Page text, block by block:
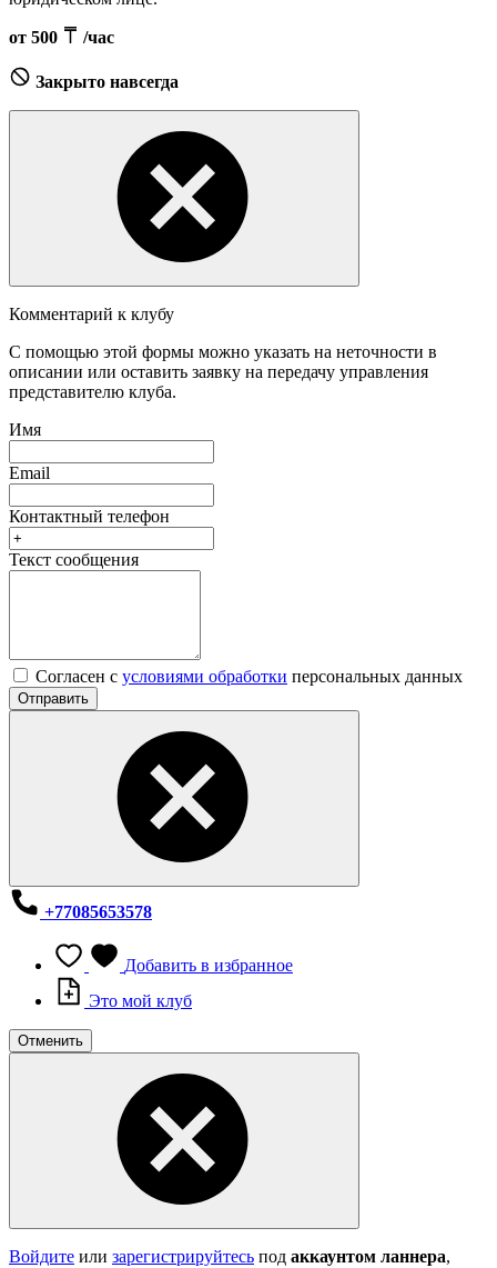
от 500 /час
Закрыто навсегда
Комментарий к клубу
С помощью этой формы можно указать на неточности в
описании или оставить заявку на передачу управления
представителю клуба.
Имя
Email
Контактный телефон
Текст сообщения
Согласен с условиями обработки персональных данных
Отправить
+77085653578
Добавить в избранное
Это мой клуб
Отменить
Войдите или зарегистрируйтесь под аккаунтом ланнера,